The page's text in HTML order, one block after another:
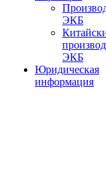
ЭКБ
ЭКБ
Юридическая
информация